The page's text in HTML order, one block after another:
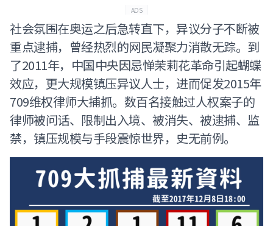
ADS
社会氛围在奥运之后急转直下，异议分子不断被
重点逮捕，曾经热烈的网民凝聚力消散无踪。到
了2011年，中国中央因忌惮茉莉花革命引起蝴蝶
效应，更大规模镇压异议人士，进而促发2015年
709维权律师大捕抓。数百名接触过人权案子的
律师被问话、限制出入境、被消失、被逮捕、监
禁，镇压规模与手段震惊世界，史无前例。